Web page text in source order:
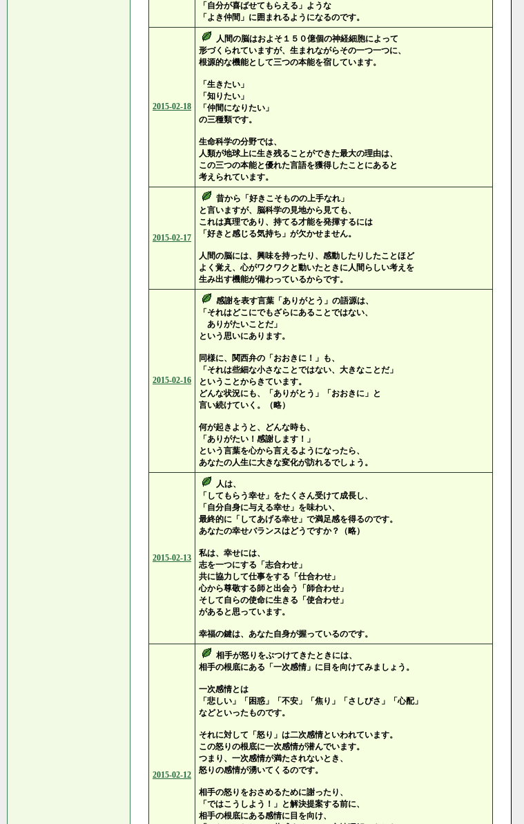
「自分が喜ばせてもらえる」ような
「よき仲間」に囲まれるようになるのです。
2015-02-18
人間の脳はおよそ１５０億個の神経細胞によって
形づくられていますが、生まれながらその一つ一つに、
根源的な機能として三つの本能を宿しています。
「生きたい」
「知りたい」
「仲間になりたい」
の三種類です。
生命科学の分野では、
人類が地球上に生き残ることができた最大の理由は、
この三つの本能と優れた言語を獲得したことにあると
考えられています。
2015-02-17
昔から「好きこそものの上手なれ」
と言いますが、脳科学の見地から見ても、
これは真理であり、持てる才能を発揮するには
「好きと感じる気持ち」が欠かせません。
人間の脳には、興味を持ったり、感動したりしたことほど
よく覚え、心がワクワクと動いたときに人間らしい考えを
生み出す機能が備わっているからです。
2015-02-16
感謝を表す言葉「ありがとう」の語源は、
「それはどこにでもざらにあることではない、
ありがたいことだ」
という思いにあります。
同様に、関西弁の「おおきに！」も、
「それは些細な小さなことではない、大きなことだ」
ということからきています。
どんな状況にも、「ありがとう」「おおきに」と
言い続けていく。（略）
何が起きようと、どんな時も、
「ありがたい！感謝します！」
という言葉を心から言えるようになったら、
あなたの人生に大きな変化が訪れるでしょう。
2015-02-13
人は、
「してもらう幸せ」をたくさん受けて成長し、
「自分自身に与える幸せ」を味わい、
最終的に「してあげる幸せ」で満足感を得るのです。
あなたの幸せバランスはどうですか？（略）
私は、幸せには、
志を一つにする「志合わせ」
共に協力して仕事をする「仕合わせ」
心から尊敬する師と出会う「師合わせ」
そして自らの使命に生きる「使合わせ」
があると思っています。
幸福の鍵は、あなた自身が握っているのです。
2015-02-12
相手が怒りをぶつけてきたときには、
相手の根底にある「一次感情」に目を向けてみましょう。
一次感情とは
「悲しい」「困惑」「不安」「焦り」「さしびさ」「心配」
などといったものです。
それに対して「怒り」は二次感情といわれています。
この怒りの根底に一次感情が潜んでいます。
つまり、一次感情が満たされないとき、
怒りの感情が湧いてくるのです。
相手の怒りをおさめるために謝ったり、
「ではこうしよう！」と解決提案する前に、
相手の根底にある感情に目を向け、